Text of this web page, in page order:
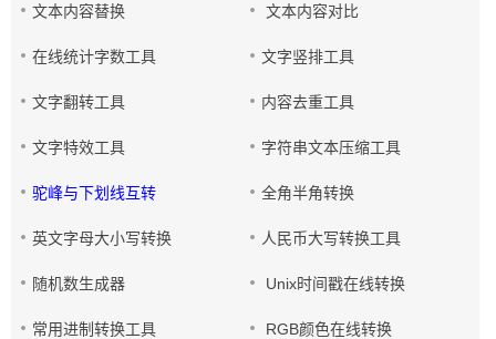
文本内容替换 文本内容对比
在线统计字数工具 文字竖排工具
文字翻转工具 内容去重工具
文字特效工具 字符串文本压缩工具
驼峰与下划线互转 全角半角转换
英文字母大小写转换 人民币大写转换工具
随机数生成器 Unix时间戳在线转换
常用进制转换工具 RGB颜色在线转换